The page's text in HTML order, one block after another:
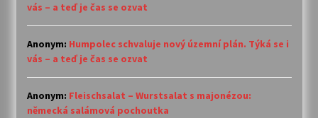
vás – a teď je čas se ozvat
Anonym: Humpolec schvaluje nový územní plán. Týká se i
vás – a teď je čas se ozvat
Anonym: Fleischsalat – Wurstsalat s majonézou:
německá salámová pochoutka